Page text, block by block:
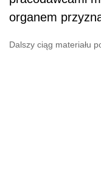
organem
Dalszy ciąg materiału